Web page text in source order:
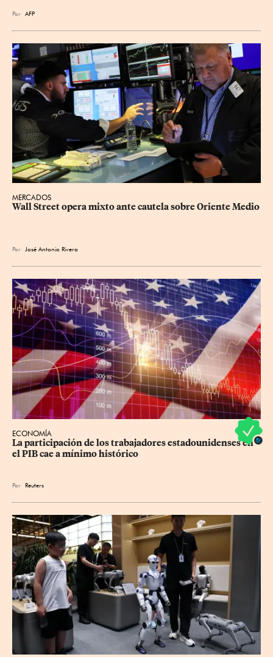
Por AFP
MERCADOS
Wall Street opera mixto ante cautela sobre Oriente Medio
Por José Antonio Rivera
ECONOMÍA
La participación de los trabajadores estadounidenses en
el PIB cae a mínimo histórico
Por Reuters